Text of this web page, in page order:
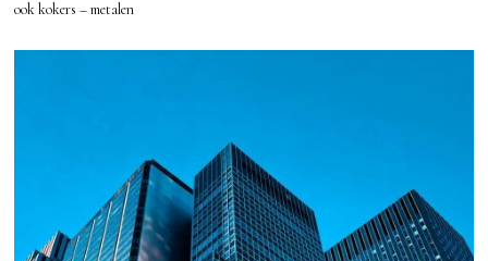
ook kokers – metalen